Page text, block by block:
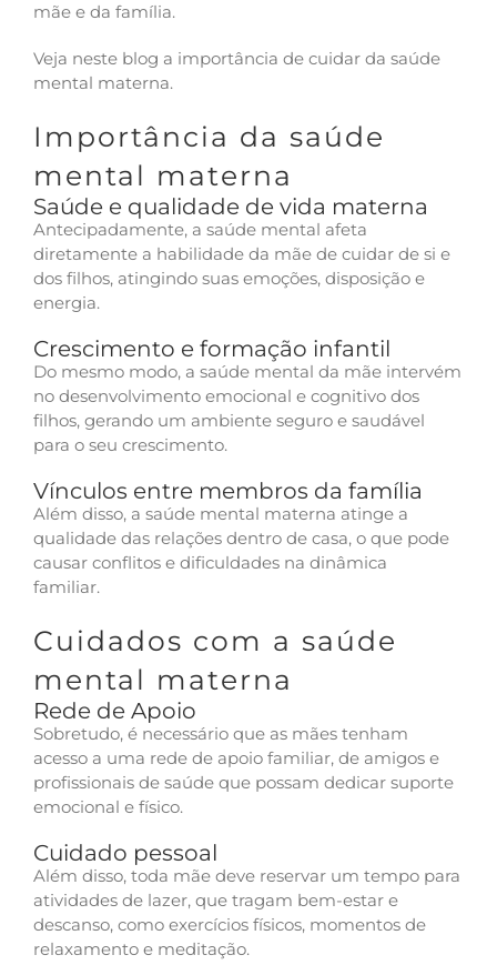
mãe e da família.
Veja neste blog a importância de cuidar da saúde
mental materna.
Importância da saúde
mental materna
Saúde e qualidade de vida materna
Antecipadamente, a saúde mental afeta
diretamente a habilidade da mãe de cuidar de si e
dos filhos, atingindo suas emoções, disposição e
energia.
Crescimento e formação infantil
Do mesmo modo, a saúde mental da mãe intervém
no desenvolvimento emocional e cognitivo dos
filhos, gerando um ambiente seguro e saudável
para o seu crescimento.
Vínculos entre membros da família
Além disso, a saúde mental materna atinge a
qualidade das relações dentro de casa, o que pode
causar conflitos e dificuldades na dinâmica
familiar.
Cuidados com a saúde
mental materna
Rede de Apoio
Sobretudo, é necessário que as mães tenham
acesso a uma rede de apoio familiar, de amigos e
profissionais de saúde que possam dedicar suporte
emocional e físico.
Cuidado pessoal
Além disso, toda mãe deve reservar um tempo para
atividades de lazer, que tragam bem-estar e
descanso, como exercícios físicos, momentos de
relaxamento e meditação.